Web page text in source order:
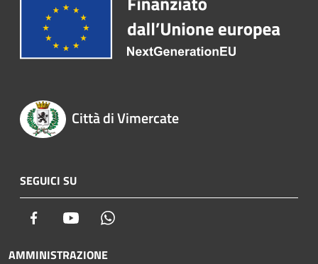
Città di Vimercate
SEGUICI SU
Facebook Youtube
AMMINISTRAZIONE